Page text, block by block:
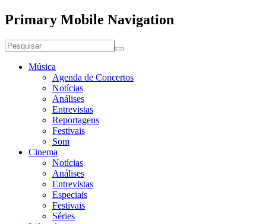
Primary Mobile Navigation
Música
Agenda de Concertos
Notícias
Análises
Entrevistas
Reportagens
Festivais
Som
Cinema
Notícias
Análises
Entrevistas
Especiais
Festivais
Séries